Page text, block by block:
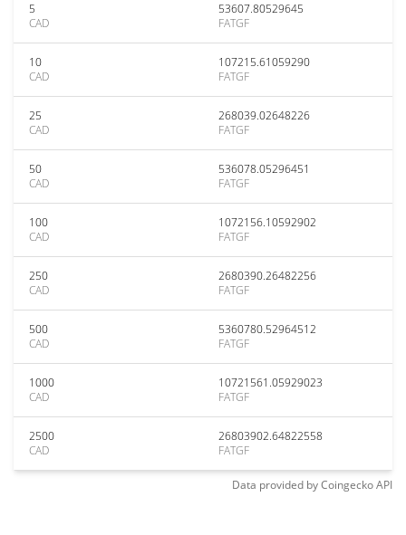
5
CAD
53607.80529645
FATGF
10
CAD
107215.61059290
FATGF
25
CAD
268039.02648226
FATGF
50
CAD
536078.05296451
FATGF
100
CAD
1072156.10592902
FATGF
250
CAD
2680390.26482256
FATGF
500
CAD
5360780.52964512
FATGF
1000
CAD
10721561.05929023
FATGF
2500
CAD
26803902.64822558
FATGF
Data provided byCoingeckoAPI